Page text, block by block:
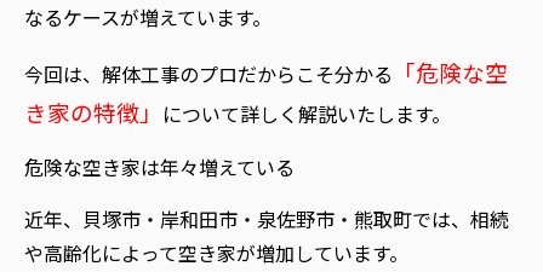
なるケースが増えています。
今回は、解体工事のプロだからこそ分かる 「危険な空
き家の特徴」 について詳しく解説いたします。
危険な空き家は年々増えている
近年、貝塚市・岸和田市・泉佐野市・熊取町では、相続
や高齢化によって空き家が増加しています。